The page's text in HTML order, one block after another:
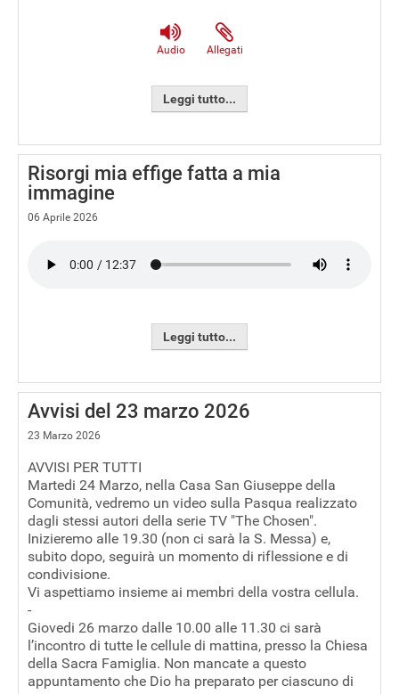
Audio Allegati
Leggi tutto...
Risorgi mia effige fatta a mia
immagine
06 Aprile 2026
Leggi tutto...
Avvisi del 23 marzo 2026
23 Marzo 2026
AVVISI PER TUTTI
Martedi 24 Marzo, nella Casa San Giuseppe della
Comunità, vedremo un video sulla Pasqua realizzato
dagli stessi autori della serie TV "The Chosen".
Inizieremo alle 19.30 (non ci sarà la S. Messa) e,
subito dopo, seguirà un momento di riflessione e di
condivisione.
Vi aspettiamo insieme ai membri della vostra cellula.
-
Giovedi 26 marzo dalle 10.00 alle 11.30 ci sarà
l’incontro di tutte le cellule di mattina, presso la Chiesa
della Sacra Famiglia. Non mancate a questo
appuntamento che Dio ha preparato per ciascuno di